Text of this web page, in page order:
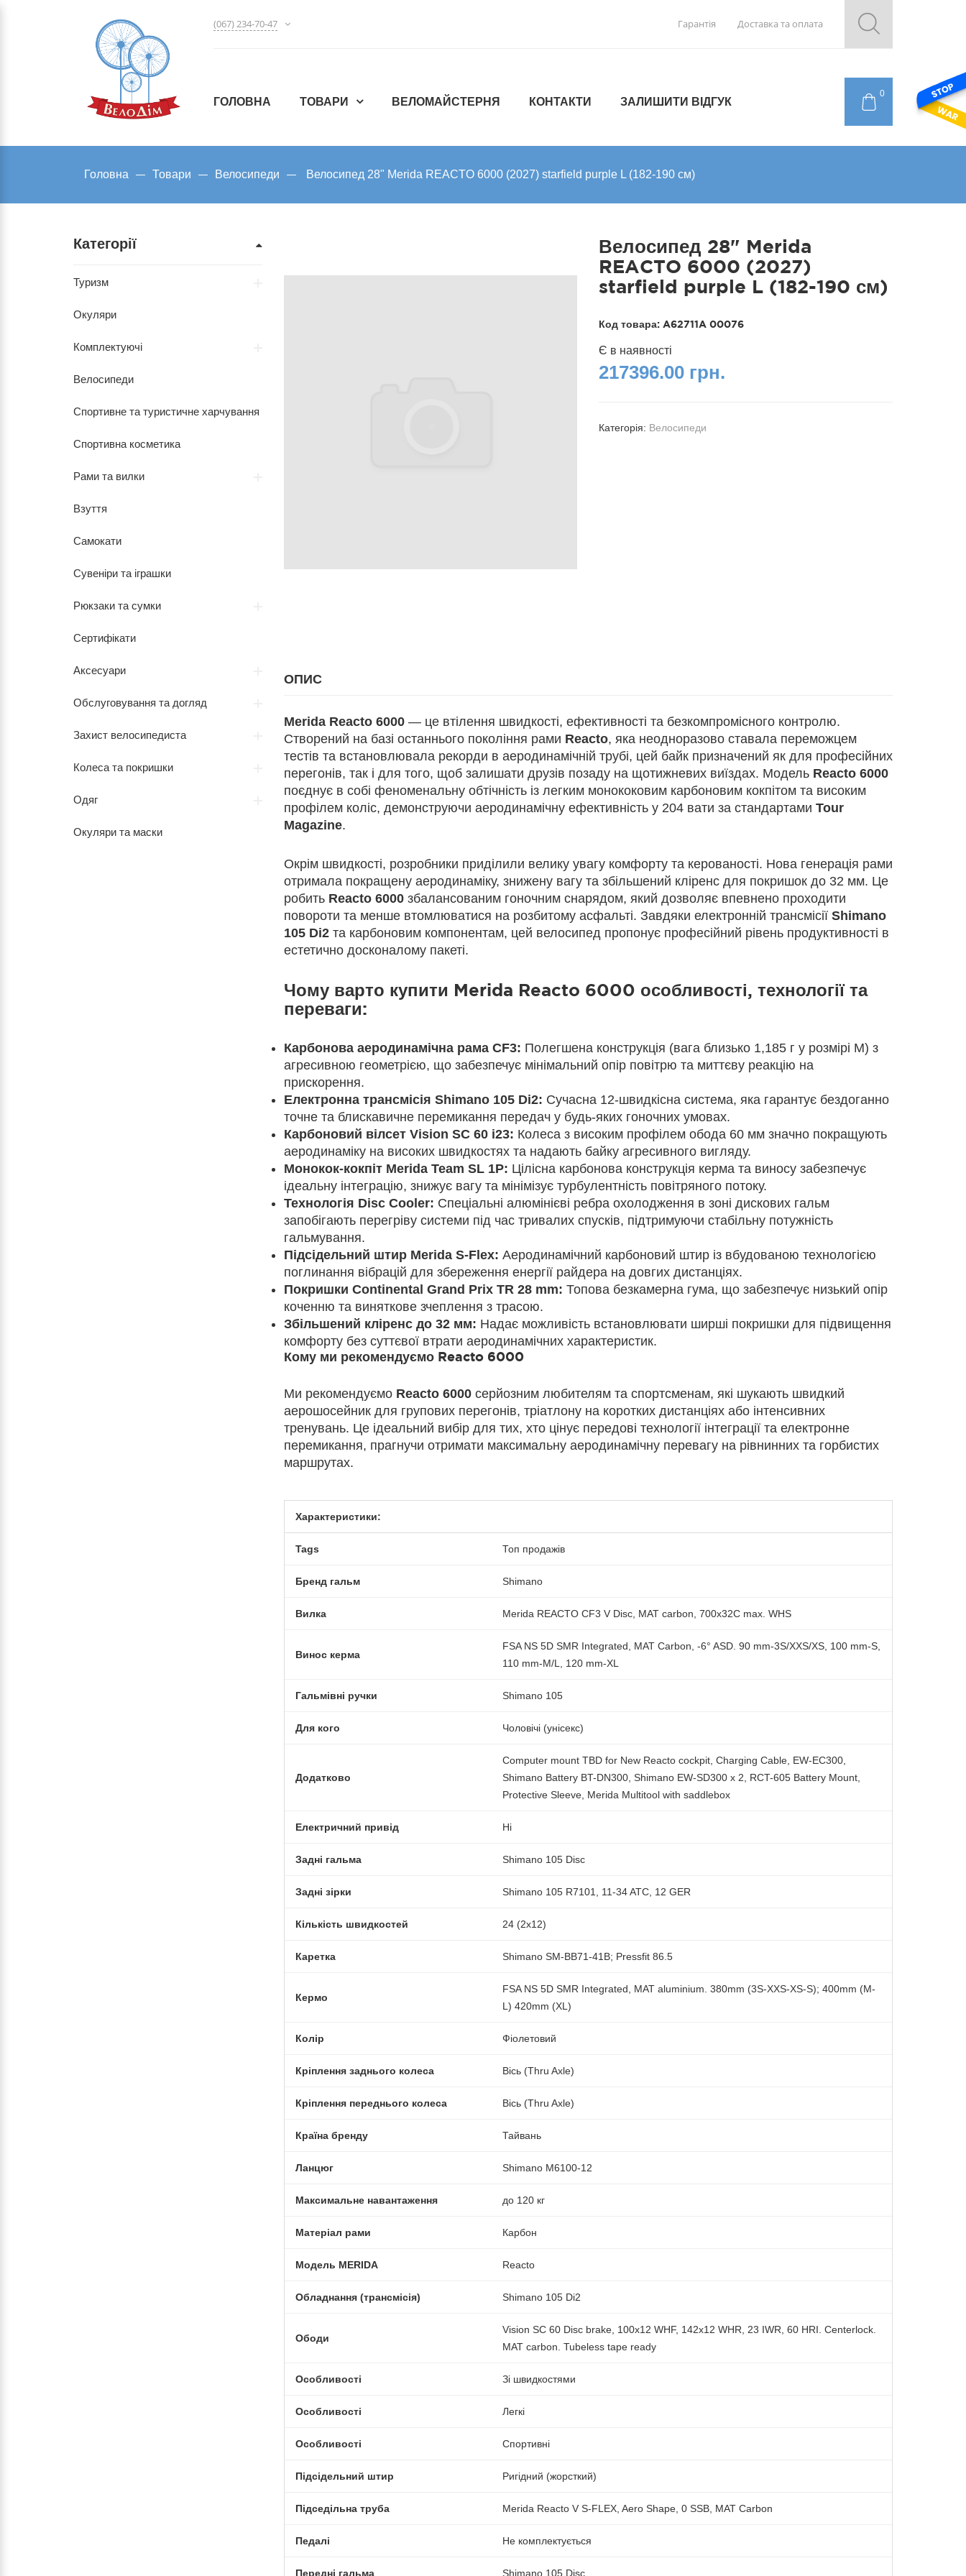
(067) 234-70-47 Гарантія Доставка та оплата
0
ГОЛОВНА ТОВАРИ ВЕЛОМАЙСТЕРНЯ КОНТАКТИ ЗАЛИШИТИ ВІДГУК
Головна Товари Велосипеди Велосипед 28" Merida REACTO 6000 (2027) starfield purple L (182-190 см)
Велосипед 28" Merida
REACTO 6000 (2027)
starfield purple L (182-190 см)
Код товара: A62711A 00076
Є в наявності
217396.00 грн.
Категорія: Велосипеди
ОПИС
Merida Reacto 6000— це втілення швидкості, ефективності та безкомпромісного контролю.
Створений на базі останнього покоління рами Reacto, яка неодноразово ставала переможцем
тестів та встановлювала рекорди в аеродинамічній трубі, цей байк призначений як для професійних
перегонів, так і для того, щоб залишати друзів позаду на щотижневих виїздах. Модель Reacto 6000
поєднує в собі феноменальну обтічність із легким монококовим карбоновим кокпітом та високим
профілем коліс, демонструючи аеродинамічну ефективність у 204 вати за стандартами Tour
Magazine.
Окрім швидкості, розробники приділили велику увагу комфорту та керованості. Нова генерація рами
отримала покращену аеродинаміку, знижену вагу та збільшений кліренс для покришок до 32 мм. Це
робить Reacto 6000збалансованим гоночним снарядом, який дозволяє впевнено проходити
повороти та менше втомлюватися на розбитому асфальті. Завдяки електронній трансмісії Shimano
105 Di2та карбоновим компонентам, цей велосипед пропонує професійний рівень продуктивності в
естетично досконалому пакеті.
Чому варто купити Merida Reacto 6000 особливості, технології та
переваги:
Карбонова аеродинамічна рама CF3: Полегшена конструкція (вага близько 1,185 г у розмірі M) з
агресивною геометрією, що забезпечує мінімальний опір повітрю та миттєву реакцію на
прискорення.
Електронна трансмісія Shimano 105 Di2: Сучасна 12-швидкісна система, яка гарантує бездоганно
точне та блискавичне перемикання передач у будь-яких гоночних умовах.
Карбоновий вілсет Vision SC 60 i23: Колеса з високим профілем обода 60 мм значно покращують
аеродинаміку на високих швидкостях та надають байку агресивного вигляду.
Монокок-кокпіт Merida Team SL 1P: Цілісна карбонова конструкція керма та виносу забезпечує
ідеальну інтеграцію, знижує вагу та мінімізує турбулентність повітряного потоку.
Технологія Disc Cooler: Спеціальні алюмінієві ребра охолодження в зоні дискових гальм
запобігають перегріву системи під час тривалих спусків, підтримуючи стабільну потужність
гальмування.
Підсідельний штир Merida S-Flex: Аеродинамічний карбоновий штир із вбудованою технологією
поглинання вібрацій для збереження енергії райдера на довгих дистанціях.
Покришки Continental Grand Prix TR 28 mm: Топова безкамерна гума, що забезпечує низький опір
коченню та виняткове зчеплення з трасою.
Збільшений кліренс до 32 мм: Надає можливість встановлювати ширші покришки для підвищення
комфорту без суттєвої втрати аеродинамічних характеристик.
Кому ми рекомендуємо Reacto 6000
Ми рекомендуємо Reacto 6000серйозним любителям та спортсменам, які шукають швидкий
аерошосейник для групових перегонів, тріатлону на коротких дистанціях або інтенсивних
тренувань. Це ідеальний вибір для тих, хто цінує передові технології інтеграції та електронне
перемикання, прагнучи отримати максимальну аеродинамічну перевагу на рівнинних та горбистих
маршрутах.
Характеристики:
Tags Топ продажів
Бренд гальм Shimano
Вилка Merida REACTO CF3 V Disc, MAT carbon, 700x32C max. WHS
Винос керма
FSA NS 5D SMR Integrated, MAT Carbon, -6° ASD. 90 mm-3S/XXS/XS, 100 mm-S,
110 mm-M/L, 120 mm-XL
Гальмівні ручки Shimano 105
Для кого Чоловічі (унісекс)
Додатково
Computer mount TBD for New Reacto cockpit, Charging Cable, EW-EC300,
Shimano Battery BT-DN300, Shimano EW-SD300 x 2, RCT-605 Battery Mount,
Protective Sleeve, Merida Multitool with saddlebox
Електричний привід Ні
Задні гальма Shimano 105 Disc
Задні зірки Shimano 105 R7101, 11-34 ATC, 12 GER
Кількість швидкостей 24 (2x12)
Каретка Shimano SM-BB71-41B; Pressfit 86.5
Кермо
FSA NS 5D SMR Integrated, MAT aluminium. 380mm (3S-XXS-XS-S); 400mm (M-
L) 420mm (XL)
Колір Фіолетовий
Кріплення заднього колеса Вісь (Thru Axle)
Кріплення переднього колеса Вісь (Thru Axle)
Країна бренду Тайвань
Ланцюг Shimano M6100-12
Максимальне навантаження до 120 кг
Матеріал рами Карбон
Модель MERIDA Reacto
Обладнання (трансмісія) Shimano 105 Di2
Ободи
Vision SC 60 Disc brake, 100x12 WHF, 142x12 WHR, 23 IWR, 60 HRI. Centerlock.
MAT carbon. Tubeless tape ready
Особливості Зі швидкостями
Особливості Легкі
Особливості Спортивні
Підсідельний штир Ригідний (жорсткий)
Підседільна труба Merida Reacto V S-FLEX, Aero Shape, 0 SSB, MAT Carbon
Педалі Не комплектується
Передні гальма Shimano 105 Disc
Категорії
Туризм
Окуляри
Комплектуючі
Велосипеди
Спортивне та туристичне харчування
Спортивна косметика
Рами та вилки
Взуття
Самокати
Сувеніри та іграшки
Рюкзаки та сумки
Сертифікати
Аксесуари
Обслуговування та догляд
Захист велосипедиста
Колеса та покришки
Одяг
Окуляри та маски